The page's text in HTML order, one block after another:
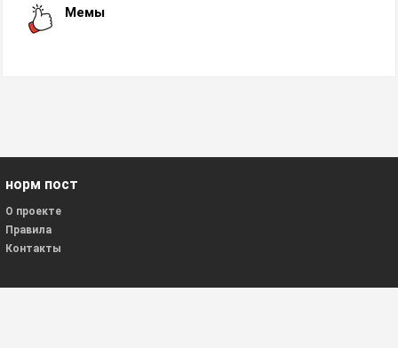
Мемы
норм пост
О проекте
Правила
Контакты